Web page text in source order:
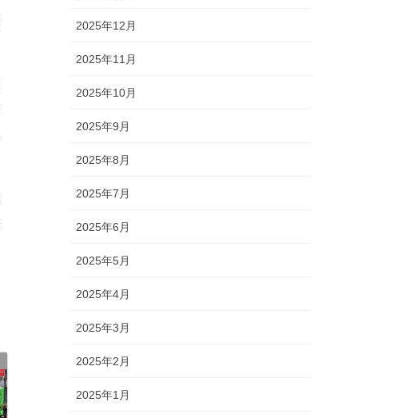
2025年12月
2025年11月
2025年10月
2025年9月
2025年8月
2025年7月
2025年6月
2025年5月
2025年4月
2025年3月
2025年2月
2025年1月